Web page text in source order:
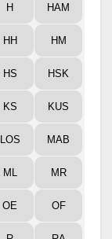
H HAM
HH HM
HS HSK
KS KUS
LOS MAB
ML MR
OE OF